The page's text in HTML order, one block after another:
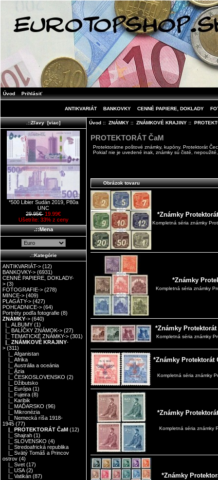
Úvod Prihlásiť
ANTIKVARIÁT BANKOVKY CENNÉ PAPIERE, DOKLADY
.::Zľavy [viac]
*500 Libier Sudán 2019, P80a
UNC
29.95€ 19.99€
Ušetríte: 33% z ceny
.::Mena
.::Kategórie
ANTIKVARIÁT-> (12)
BANKOVKY-> (6931)
CENNÉ PAPIERE, DOKLADY-
> (3)
FOTOGRAFIE-> (278)
MINCE-> (409)
PLAGÁTY-> (427)
POHĽADNICE-> (64)
Portréty podľa fotografie (8)
ZNÁMKY-> (640)
|_ ALBUMY (1)
|_ BALÍČKY ZNÁMOK-> (27)
|_ TEMATICKÉ ZNÁMKY-> (301)
|_ ZNÁMKOVÉ KRAJINY-
> (311)
|_ Afganistan
|_ Afrika
|_ Austrália a oceánia
|_ Ázia
|_ ČESKOSLOVENSKO (2)
|_ Džibutsko
|_ Európa (1)
|_ Fujeira (8)
|_ Karibik
|_ MAĎARSKO (96)
|_ Mikronézia
|_ Nemecká ríša 1918-
1945 (77)
|_ PROTEKTORÁT ČaM (12)
|_ Shajrah (1)
|_ SLOVENSKO (4)
|_ Stredoafrická republika
|_ Svätý Tomáš a Princov
ostrov (4)
|_ Svet (17)
|_ USA (2)
|_ Vatikán (87)
Úvod:: ZNÁMKY:: ZNÁMKOVÉ KRAJINY::
PROTEKTORÁT ČaM
Protektorátne poštové známky, kupóny. Protektorát
Pokiaľ nie je uvedené inak, známky sú čisté,
Obrázok tovaru
*Známky
Kompletná séria známky
*Známky
Kompletná séria známky
*Známky
Kompletná séria známky
*Známky Protektorát
Kompletná séria známky
*Známky
Kompletná séria známky
*Známky